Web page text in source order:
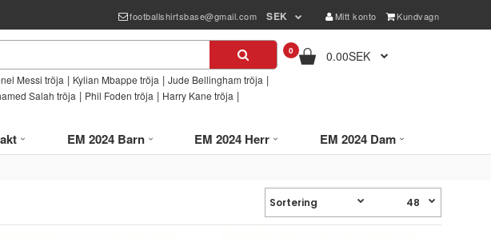
footballshirtsbase@gmail.com SEK Mitt konto Kundvagn
Messi tröja | Kylian Mbappe tröja | Jude Bellingham tröja |
Salah tröja | Phil Foden tröja | Harry Kane tröja |
0 0.00SEK
EM 2024 Barn EM 2024 Herr EM 2024 Dam